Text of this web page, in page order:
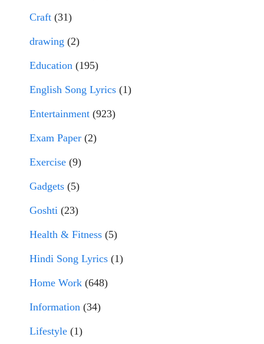
Craft (31)
drawing (2)
Education (195)
English Song Lyrics (1)
Entertainment (923)
Exam Paper (2)
Exercise (9)
Gadgets (5)
Goshti (23)
Health & Fitness (5)
Hindi Song Lyrics (1)
Home Work (648)
Information (34)
Lifestyle (1)